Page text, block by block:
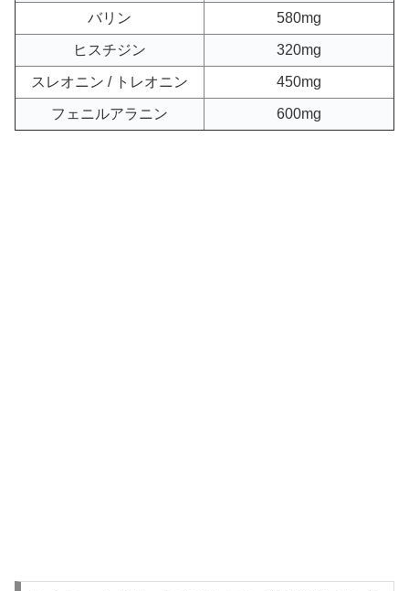
バリン 580mg
ヒスチジン 320mg
スレオニン / トレオニン 450mg
フェニルアラニン 600mg